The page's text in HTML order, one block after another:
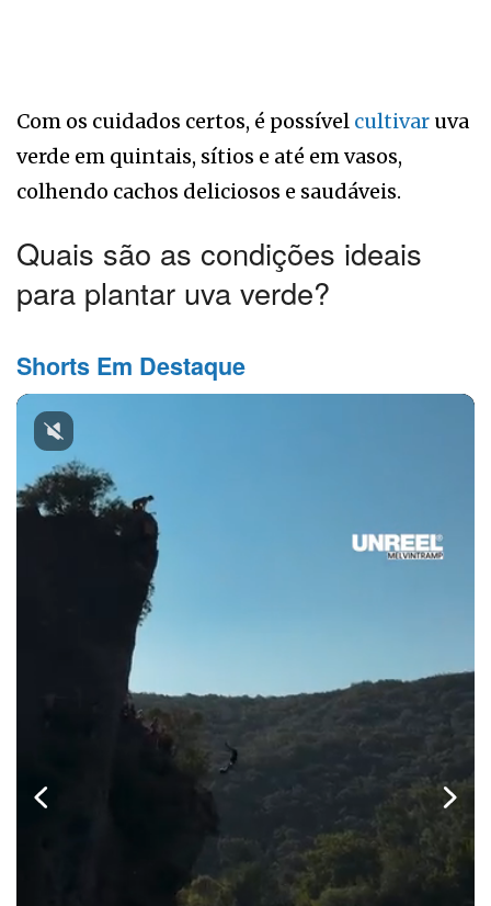
Com os cuidados certos, é possível cultivar uva
verde em quintais, sítios e até em vasos,
colhendo cachos deliciosos e saudáveis.
Quais são as condições ideais
para plantar uva verde?
Shorts Em Destaque